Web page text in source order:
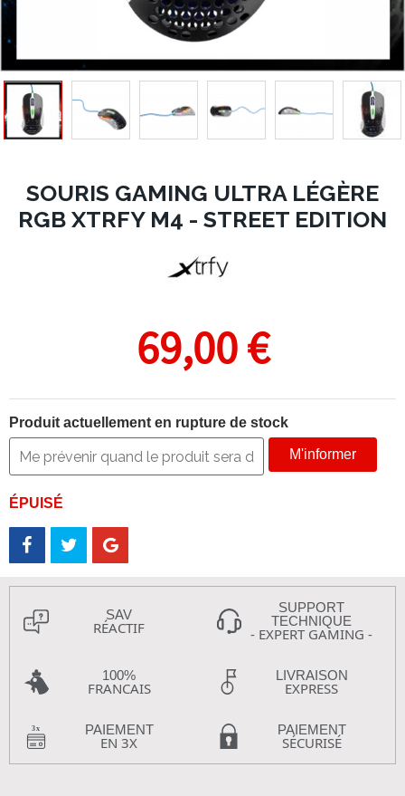
SOURIS GAMING ULTRA LÉGÈRE
RGB XTRFY M4 - STREET EDITION
69,00 €
Produit actuellement en rupture de stock
M'informer
ÉPUISÉ
SAV
RÉACTIF
SUPPORT
TECHNIQUE
- EXPERT GAMING -
100%
FRANCAIS
LIVRAISON
EXPRESS
PAIEMENT
EN 3X
PAIEMENT
SÉCURISÉ